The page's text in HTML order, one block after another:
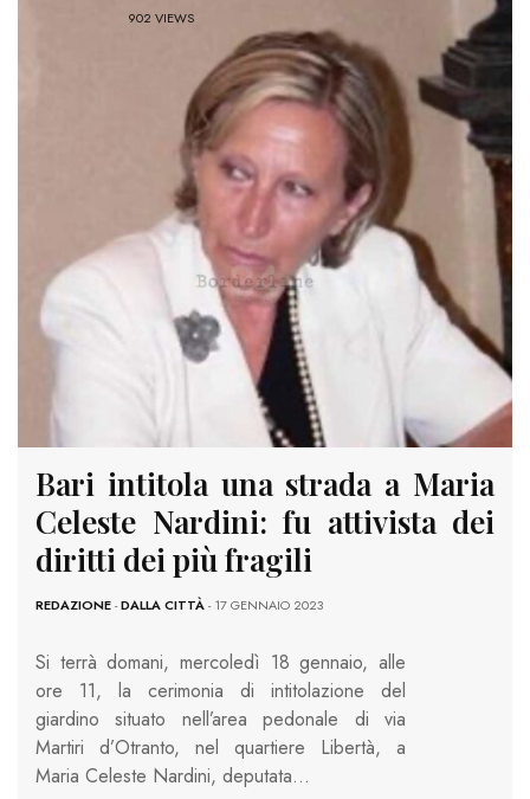
902 VIEWS
Bari intitola una strada a Maria
Celeste Nardini: fu attivista dei
diritti dei più fragili
REDAZIONE-DALLA CITTÀ- 17 GENNAIO 2023
Si terrà domani, mercoledì 18 gennaio, alle
ore 11, la cerimonia di intitolazione del
giardino situato nell’area pedonale di via
Martiri d’Otranto, nel quartiere Libertà, a
Maria Celeste Nardini, deputata…